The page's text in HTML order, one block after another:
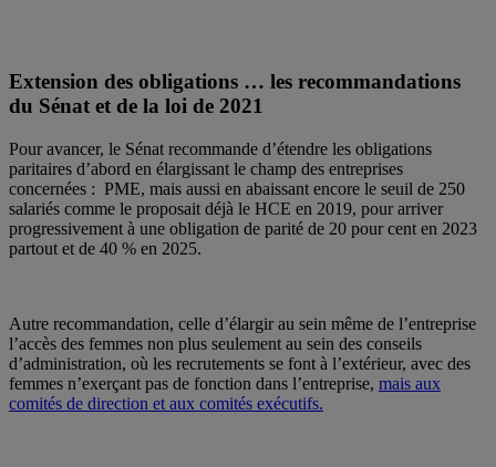
Extension des obligations … les recommandations
du Sénat et de la loi de 2021
Pour avancer, le Sénat recommande d’étendre les obligations
paritaires d’abord en élargissant le champ des entreprises
concernées : PME, mais aussi en abaissant encore le seuil de 250
salariés comme le proposait déjà le HCE en 2019, pour arriver
progressivement à une obligation de parité de 20 pour cent en 2023
partout et de 40 % en 2025.
Autre recommandation, celle d’élargir au sein même de l’entreprise
l’accès des femmes non plus seulement au sein des conseils
d’administration, où les recrutements se font à l’extérieur, avec des
femmes n’exerçant pas de fonction dans l’entreprise, mais aux
comités de direction et aux comités exécutifs.